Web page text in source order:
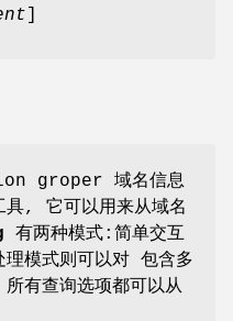
groper 域名信息
具, 它可以用来从域名
有两种模式:简单交互
模式则可以对 包含多
有查询选项都可以从